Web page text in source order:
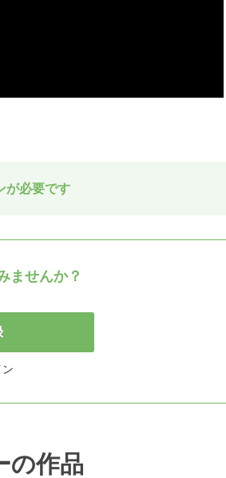
が必要です
ませんか？
ン
の作品